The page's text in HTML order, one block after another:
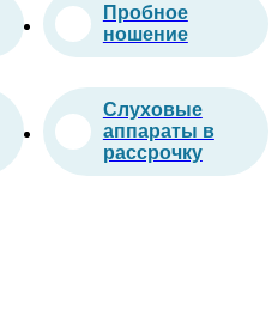
Пробное
ношение
Слуховые
аппараты в
рассрочку